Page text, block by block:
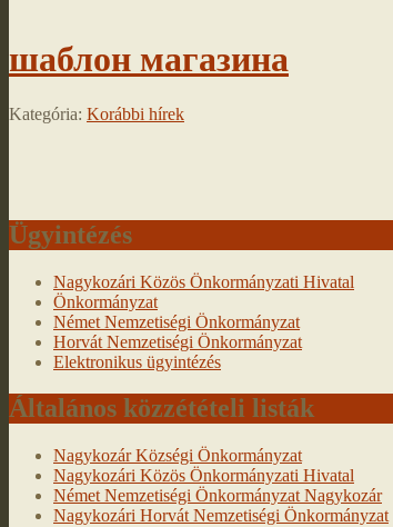
шаблон магазина
Kategória: Korábbi hírek
Ügyintézés
Nagykozári Közös Önkormányzati Hivatal
Önkormányzat
Német Nemzetiségi Önkormányzat
Horvát Nemzetiségi Önkormányzat
Elektronikus ügyintézés
Általános közzétételi listák
Nagykozár Községi Önkormányzat
Nagykozári Közös Önkormányzati Hivatal
Német Nemzetiségi Önkormányzat Nagykozár
Nagykozári Horvát Nemzetiségi Önkormányzat